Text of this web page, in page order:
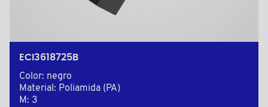
ECI3618725B
Color: negro
Material: Poliamida (PA)
M: 3